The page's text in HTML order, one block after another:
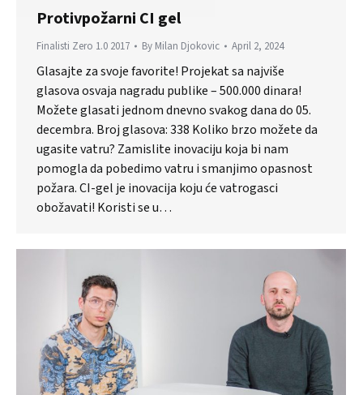
Protivpožarni CI gel
Finalisti Zero 1.0 2017 By Milan Djokovic April 2, 2024
Glasajte za svoje favorite! Projekat sa najviše
glasova osvaja nagradu publike – 500.000 dinara!
Možete glasati jednom dnevno svakog dana do 05.
decembra. Broj glasova: 338 Koliko brzo možete da
ugasite vatru? Zamislite inovaciju koja bi nam
pomogla da pobedimo vatru i smanjimo opasnost
požara. CI-gel je inovacija koju će vatrogasci
obožavati! Koristi se u…